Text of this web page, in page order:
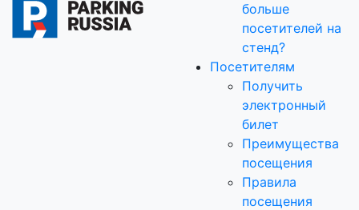
больше
посетителей на
стенд?
Посетителям
Получить
электронный
билет
Преимущества
посещения
Правила
посещения